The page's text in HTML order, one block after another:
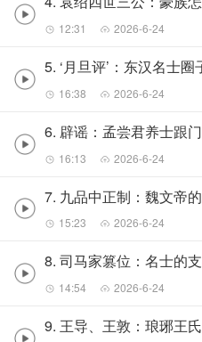
12:31 2026-6-24
5. ‘月旦评’：东汉名士
16:38 2026-6-24
16:13 2026-6-24
15:23 2026-6-24
8. 司马家篡位：名士的
14:54 2026-6-24
9. 王导、王敦：琅琊王